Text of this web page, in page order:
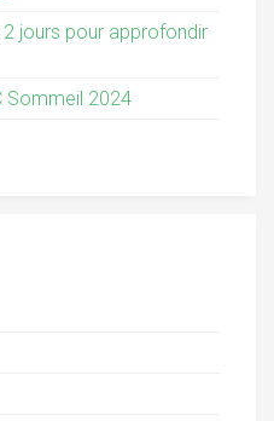
jours pour approfondir
Sommeil 2024